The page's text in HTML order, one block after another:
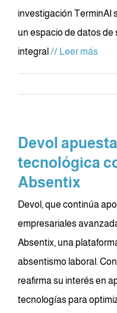
investigación TerminAI
un espacio de datos de
integral // Leer más
Devol
tecnológica
Absentix
Devol, que continúa
empresariales
Absentix, una
absentismo laboral.
reafirma su interés en
tecnologías para